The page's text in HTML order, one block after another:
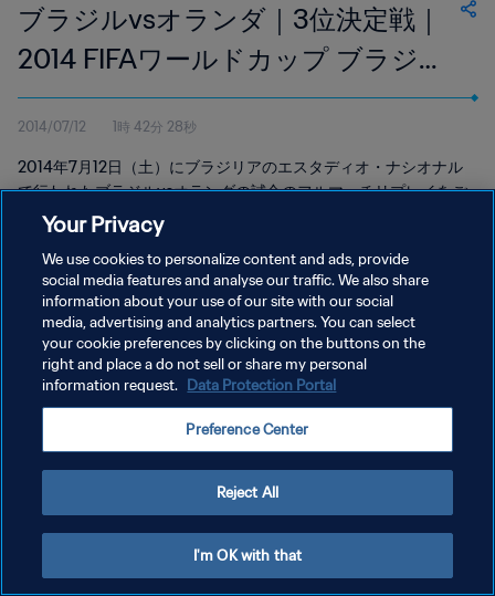
ブラジルvsオランダ｜3位決定戦｜
2014 FIFAワールドカップ ブラジル
｜フルマッチリプレイ
2014/07/12 1時 42分 28秒
2014年7月12日（土）にブラジリアのエスタディオ・ナシオナル
で行われたブラジルvsオランダの試合のフルマッチリプレイをご
覧ください。
プライバシーポリシー
サービス利用規約
クッキー設定の管理
Copyright © 1994 - 2026 FIFA. All rights reserved.
Your Privacy
We use cookies to personalize content and ads, provide
social media features and analyse our traffic. We also share
information about your use of our site with our social
media, advertising and analytics partners. You can select
your cookie preferences by clicking on the buttons on the
right and place a do not sell or share my personal
information request. Data Protection Portal
Preference Center
Reject All
I'm OK with that